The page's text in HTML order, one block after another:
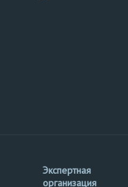
Экспертная
организация